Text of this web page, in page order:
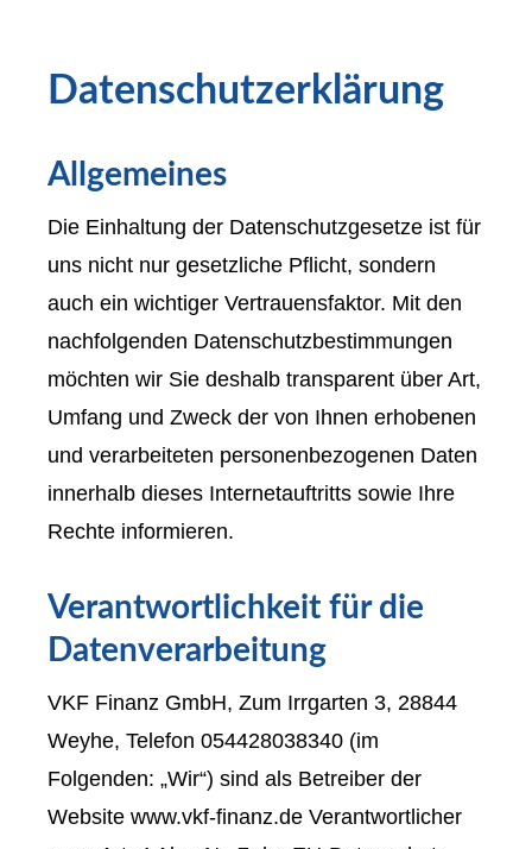
Datenschutzerklärung
Allgemeines
Die Einhaltung der Datenschutzgesetze ist für
uns nicht nur gesetzliche Pflicht, sondern
auch ein wichtiger Vertrauensfaktor. Mit den
nachfolgenden Datenschutzbestimmungen
möchten wir Sie deshalb transparent über Art,
Umfang und Zweck der von Ihnen erhobenen
und verarbeiteten personenbezogenen Daten
innerhalb dieses Internetauftritts sowie Ihre
Rechte informieren.
Verantwortlichkeit für die
Datenverarbeitung
VKF Finanz GmbH, Zum Irrgarten 3, 28844
Weyhe, Telefon 054428038340 (im
Folgenden: „Wir“) sind als Betreiber der
Website www.vkf-finanz.de Verantwortlicher